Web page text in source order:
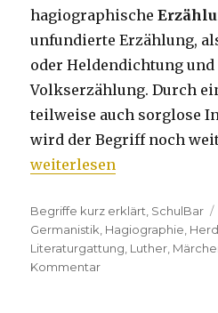
hagiographische
unfundierte Erzählung,
oder Heldendichtung
Volkserzählung. Durch
teilweise auch sorglose
wird der Begriff noch
„Legende – Begriffs- und
weiterlesen
Kategorien
Begriffe kurz erklärt SchulBar
Germanistik Hagiographie
Literaturgattung Luther
Kommentar